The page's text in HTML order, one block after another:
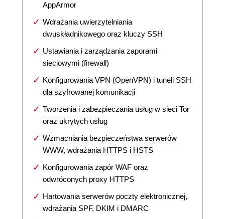
AppArmor
Wdrażania uwierzytelniania
dwuskładnikowego oraz kluczy SSH
Ustawiania i zarządzania zaporami
sieciowymi (firewall)
Konfigurowania VPN (OpenVPN) i tuneli SSH
dla szyfrowanej komunikacji
Tworzenia i zabezpieczania usług w sieci Tor
oraz ukrytych usług
Wzmacniania bezpieczeństwa serwerów
WWW, wdrażania HTTPS i HSTS
Konfigurowania zapór WAF oraz
odwróconych proxy HTTPS
Hartowania serwerów poczty elektronicznej,
wdrażania SPF, DKIM i DMARC